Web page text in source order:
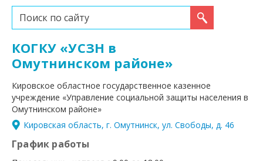
Искать...
КОГКУ «УСЗН в
Омутнинском районе»
Кировское областное государственное казенное
учреждение «Управление социальной защиты населения в
Омутнинском районе»
Кировская область, г. Омутнинск, ул. Свободы, д. 46
График работы